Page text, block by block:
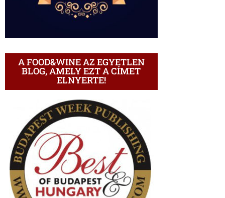
A FOOD&WINE AZ EGYETLEN
BLOG, AMELY EZT A CÍMET
ELNYERTE!